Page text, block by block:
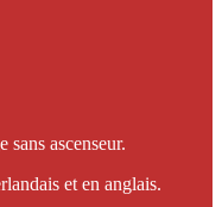
sans ascenseur.
et en anglais.